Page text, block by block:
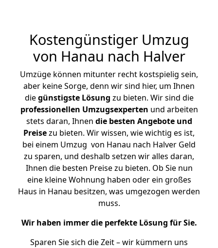
Kostengünstiger Umzug
von Hanau nach Halver
Umzüge können mitunter recht kostspielig sein,
aber keine Sorge, denn wir sind hier, um Ihnen
diegünstigste Lösung zu bieten. Wir sind die
professionellen Umzugsexperten und arbeiten
stets daran, Ihnen die besten Angebote und
Preisezu bieten. Wir wissen, wie wichtig es ist,
bei einem Umzug von Hanau nach Halver Geld
zu sparen, und deshalb setzen wir alles daran,
Ihnen die besten Preise zu bieten. Ob Sie nun
eine kleine Wohnung haben oder ein großes
Haus in Hanau besitzen, was umgezogen werden
muss.
Wir haben immer die perfekte Lösung für Sie.
Sparen Sie sich die Zeit – wir kümmern uns